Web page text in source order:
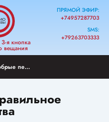
я кнопка
вещания
ПРЯМОЙ ЭФИР:
+74957287703
SMS:
+79263703333
Старые добрые песни